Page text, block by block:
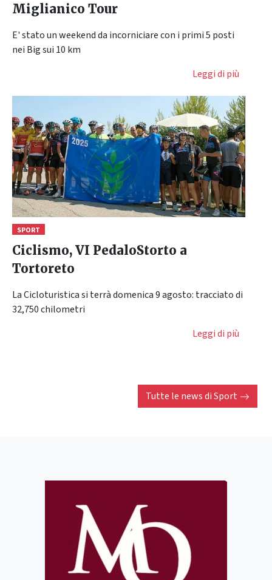
Miglianico Tour
E' stato un weekend da incorniciare con i primi 5 posti
nei Big sui 10 km
Leggi di più
SPORT
Ciclismo, VI PedaloStorto a
Tortoreto
La Cicloturistica si terrà domenica 9 agosto: tracciato di
32,750 chilometri
Leggi di più
Tutte le news diSport